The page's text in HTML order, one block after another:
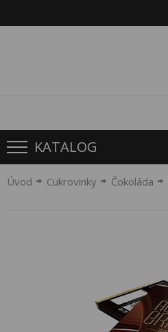
KATALOG
Úvod Cukrovinky Čokoláda